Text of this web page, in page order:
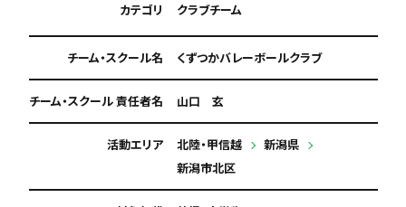
カテゴリ クラブチーム
チーム・スクール名 くずつかバレーボールクラブ
チーム・スクール 責任者名 山口 玄
活動エリア 北陸・甲信越
新潟県
新潟市北区